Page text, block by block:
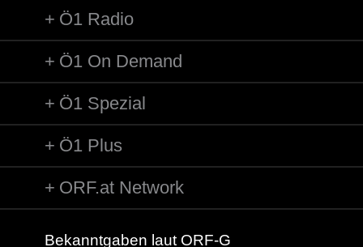
Ö1 Radio
Ö1 On Demand
Ö1 Spezial
Ö1 Plus
ORF.at Network
Bekanntgaben laut ORF-G